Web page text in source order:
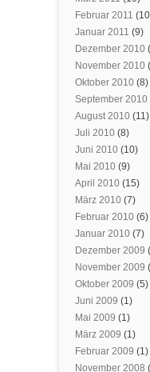
Februar 2011
Januar 2011 (9)
Dezember 2010
November 2010
Oktober 2010 (8)
September 2010
August 2010 (11)
Juli 2010 (8)
Juni 2010 (10)
Mai 2010 (9)
April 2010 (15)
März 2010 (7)
Februar 2010 (6)
Januar 2010 (7)
Dezember 2009
November 2009
Oktober 2009 (5)
Juni 2009 (1)
Mai 2009 (1)
März 2009 (1)
Februar 2009 (1)
November 2008